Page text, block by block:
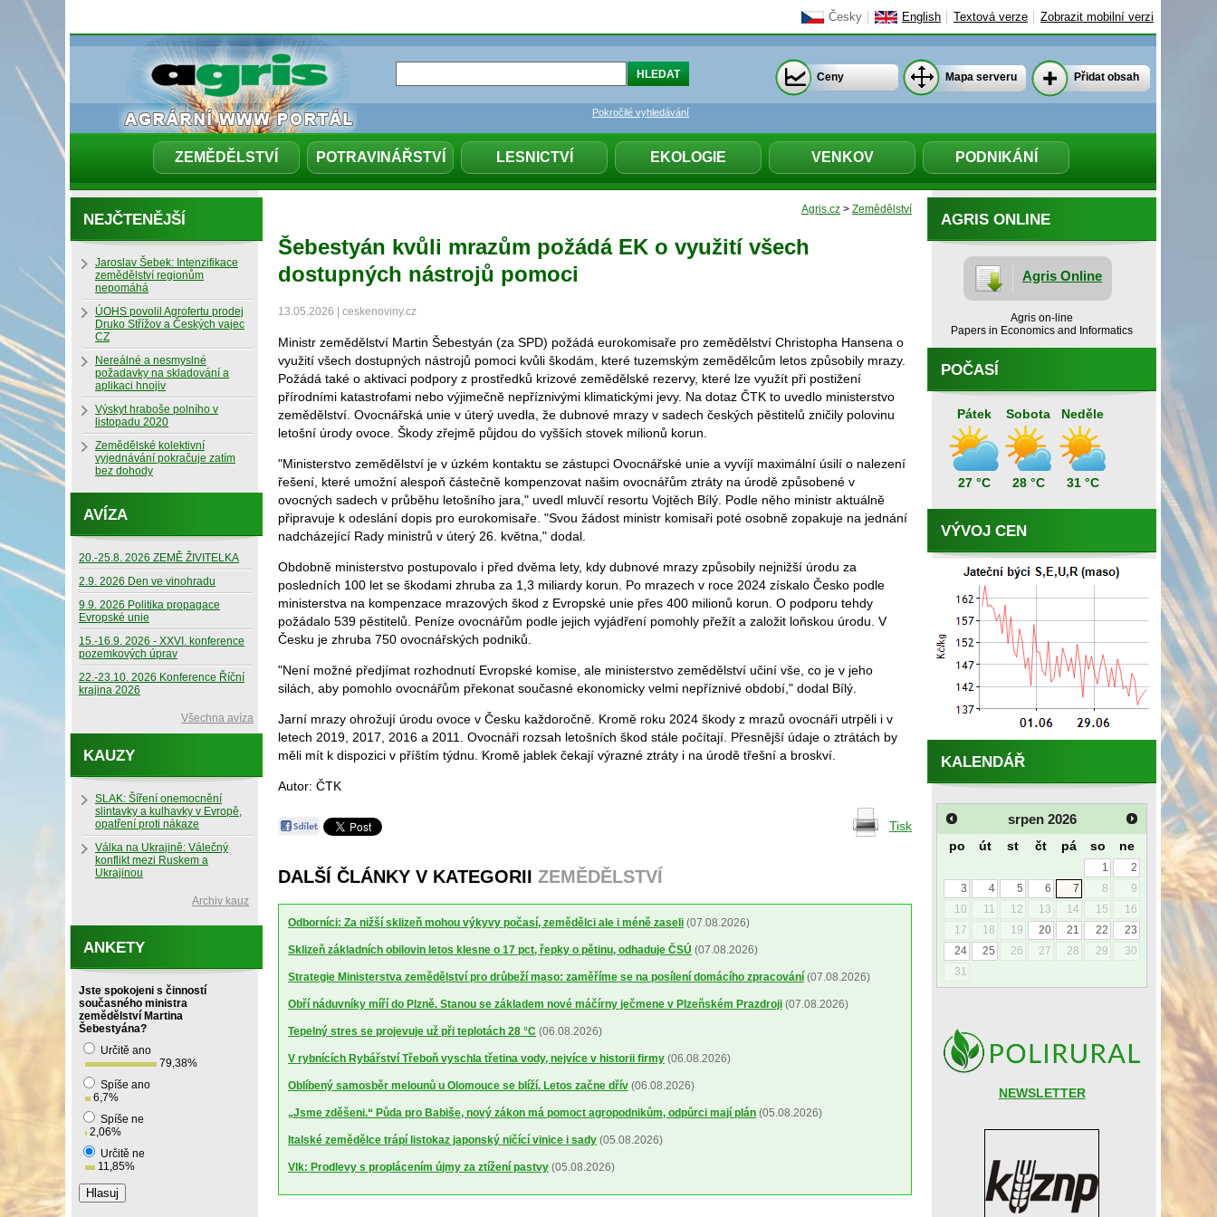
Česky English Textová verze Zobrazit mobilní verzi
ZEMĚDĚLSTVÍ POTRAVINÁŘSTVÍ LESNICTVÍ EKOLOGIE VENKOV PODNIKÁNÍ
Pokročilé vyhledávání
Ceny Mapa serveru Přidat obsah
Agris.cz > Zemědělství
Šebestyán kvůli mrazům požádá EK o využití všech
dostupných nástrojů pomoci
13.05.2026 | ceskenoviny.cz
Ministr zemědělství Martin Šebestyán (za SPD) požádá eurokomisaře pro zemědělství Christopha Hansena o
využití všech dostupných nástrojů pomoci kvůli škodám, které tuzemským zemědělcům letos způsobily mrazy.
Požádá také o aktivaci podpory z prostředků krizové zemědělské rezervy, které lze využít při postižení
přírodními katastrofami nebo výjimečně nepříznivými klimatickými jevy. Na dotaz ČTK to uvedlo ministerstvo
zemědělství. Ovocnářská unie v úterý uvedla, že dubnové mrazy v sadech českých pěstitelů zničily polovinu
letošní úrody ovoce. Škody zřejmě půjdou do vyšších stovek milionů korun.
"Ministerstvo zemědělství je v úzkém kontaktu se zástupci Ovocnářské unie a vyvíjí maximální úsilí o nalezení
řešení, které umožní alespoň částečně kompenzovat našim ovocnářům ztráty na úrodě způsobené v
ovocných sadech v průběhu letošního jara," uvedl mluvčí resortu Vojtěch Bílý. Podle něho ministr aktuálně
připravuje k odeslání dopis pro eurokomisaře. "Svou žádost ministr komisaři poté osobně zopakuje na jednání
nadcházející Rady ministrů v úterý 26. května," dodal.
Obdobně ministerstvo postupovalo i před dvěma lety, kdy dubnové mrazy způsobily nejnižší úrodu za
posledních 100 let se škodami zhruba za 1,3 miliardy korun. Po mrazech v roce 2024 získalo Česko podle
ministerstva na kompenzace mrazových škod z Evropské unie přes 400 milionů korun. O podporu tehdy
požádalo 539 pěstitelů. Peníze ovocnářům podle jejich vyjádření pomohly přežít a založit loňskou úrodu. V
Česku je zhruba 750 ovocnářských podniků.
"Není možné předjímat rozhodnutí Evropské komise, ale ministerstvo zemědělství učiní vše, co je v jeho
silách, aby pomohlo ovocnářům překonat současné ekonomicky velmi nepříznivé období," dodal Bílý.
Jarní mrazy ohrožují úrodu ovoce v Česku každoročně. Kromě roku 2024 škody z mrazů ovocnáři utrpěli i v
letech 2019, 2017, 2016 a 2011. Ovocnáři rozsah letošních škod stále počítají. Přesnější údaje o ztrátách by
měli mít k dispozici v příštím týdnu. Kromě jablek čekají výrazné ztráty i na úrodě třešní a broskví.
Autor: ČTK
Tisk
DALŠÍ ČLÁNKY V KATEGORII ZEMĚDĚLSTVÍ
Odborníci: Za nižší sklizeň mohou výkyvy počasí, zemědělci ale i méně zaseli (07.08.2026)
Sklizeň základních obilovin letos klesne o 17 pct, řepky o pětinu, odhaduje ČSÚ (07.08.2026)
Strategie Ministerstva zemědělství pro drůbeží maso: zaměříme se na posílení domácího zpracování (07.08.2026)
Obří náduvníky míří do Plzně. Stanou se základem nové máčírny ječmene v Plzeňském Prazdroji (07.08.2026)
Tepelný stres se projevuje už při teplotách 28 °C (06.08.2026)
V rybnících Rybářství Třeboň vyschla třetina vody, nejvíce v historii firmy (06.08.2026)
Oblíbený samosběr melounů u Olomouce se blíží. Letos začne dřív (06.08.2026)
„Jsme zděšeni.“ Půda pro Babiše, nový zákon má pomoct agropodnikům, odpůrci mají plán (05.08.2026)
Italské zemědělce trápí listokaz japonský ničící vinice i sady (05.08.2026)
Vlk: Prodlevy s proplácením újmy za ztížení pastvy (05.08.2026)
AGRIS ONLINE
Agris Online
Agris on-line
Papers in Economics and Informatics
POČASÍ
Pátek
27 °C
Sobota
28 °C
Neděle
31 °C
VÝVOJ CEN
KALENDÁŘ
srpen 2026
po út st čt pá so ne
1
2
3
4 5 6 7 8
9
10
11 12 13 14 15
16
17
18 19 20 21 22
23
24
25 26 27 28 29
30
31
NEWSLETTER
NEJČTENĚJŠÍ
Jaroslav Šebek: Intenzifikace
zemědělství regionům
nepomáhá
ÚOHS povolil Agrofertu prodej
Druko Střížov a Českých vajec
CZ
Nereálné a nesmyslné
požadavky na skladování a
aplikaci hnojiv
Výskyt hraboše polního v
listopadu 2020
Zemědělské kolektivní
vyjednávání pokračuje zatím
bez dohody
AVÍZA
20.-25.8. 2026 ZEMĚ ŽIVITELKA
2.9. 2026 Den ve vinohradu
9.9. 2026 Politika propagace
Evropské unie
15.-16.9. 2026 - XXVI. konference
pozemkových úprav
22.-23.10. 2026 Konference Říční
krajina 2026
Všechna avíza
KAUZY
SLAK: Šíření onemocnění
slintavky a kulhavky v Evropě,
opatření proti nákaze
Válka na Ukrajině: Válečný
konflikt mezi Ruskem a
Ukrajinou
Archiv kauz
ANKETY
Jste spokojeni s činností
současného ministra
zemědělství Martina
Šebestyána?
Určitě ano
79,38%
Spíše ano
6,7%
Spíše ne
2,06%
Určitě ne
11,85%